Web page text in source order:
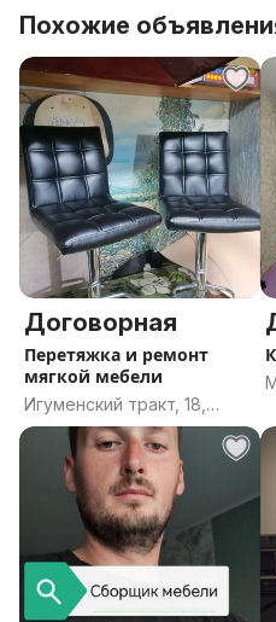
Для расчёта стоимости
вашей кухни в
объявлении.
Для более точного
встраиваемой техники,
фартука(скинали),
вентиляции. Желательно
Похожие
Договорная
Перетяжка и ремонт
мягкой мебели
Игуменский тракт, 18,
Минск